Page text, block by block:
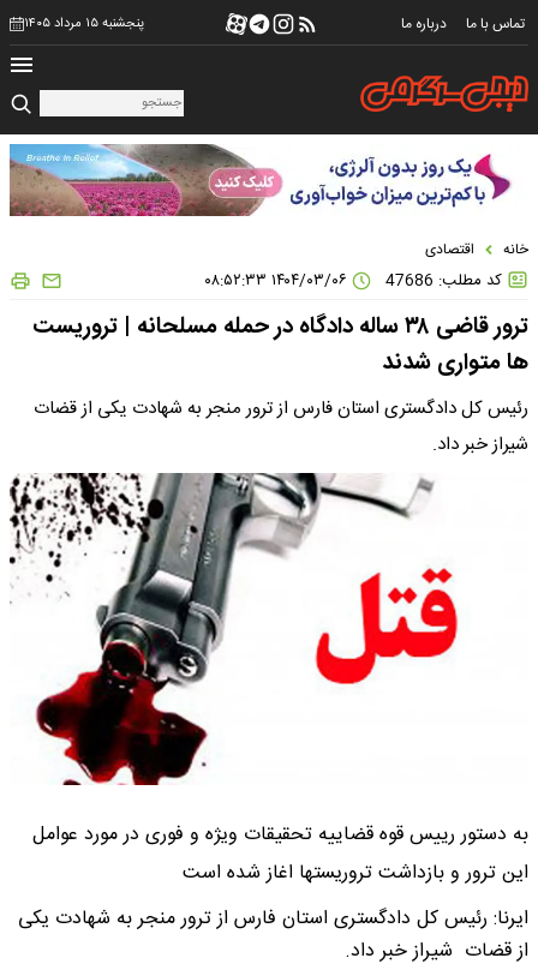
تماس با ما درباره ما پنجشنبه ۱۵ مرداد ۱۴۰۵
خانه اقتصادی
کد مطلب: 47686
ترور قاضی ۳۸ ساله دادگاه در حمله مسلحانه | تروریست
ها متواری شدند
رئیس کل دادگستری استان فارس از ترور منجر به شهادت یکی از قضات
شیراز خبر داد.
به دستور رییس قوه قضاییه تحقیقات ویژه و فوری در مورد عوامل
این ترور و بازداشت تروریستها اغاز شده است
ایرنا: رئیس کل دادگستری استان فارس از ترور منجر به شهادت یکی
از قضات شیراز خبر داد.